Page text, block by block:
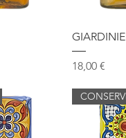
Prezzo
18,00 €